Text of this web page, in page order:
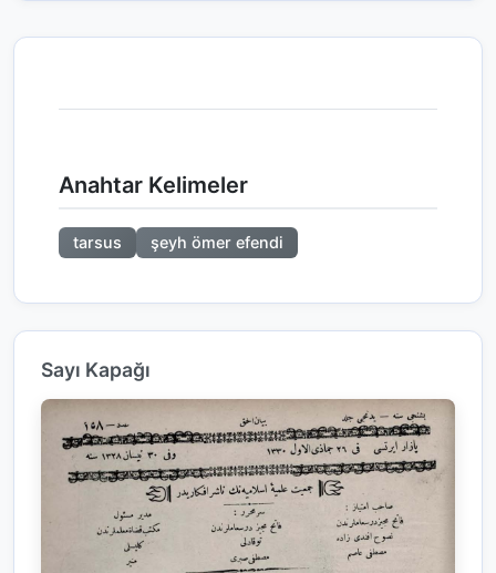
Anahtar Kelimeler
tarsus şeyh ömer efendi
Sayı Kapağı